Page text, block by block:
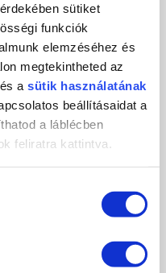
sütiket
funkciók
elemzéséhez és
megtekintheted az
és a sütik használatának
beállításaidat a
a láblécben
feliratra kattintva.
Kft.
Hungary
1924